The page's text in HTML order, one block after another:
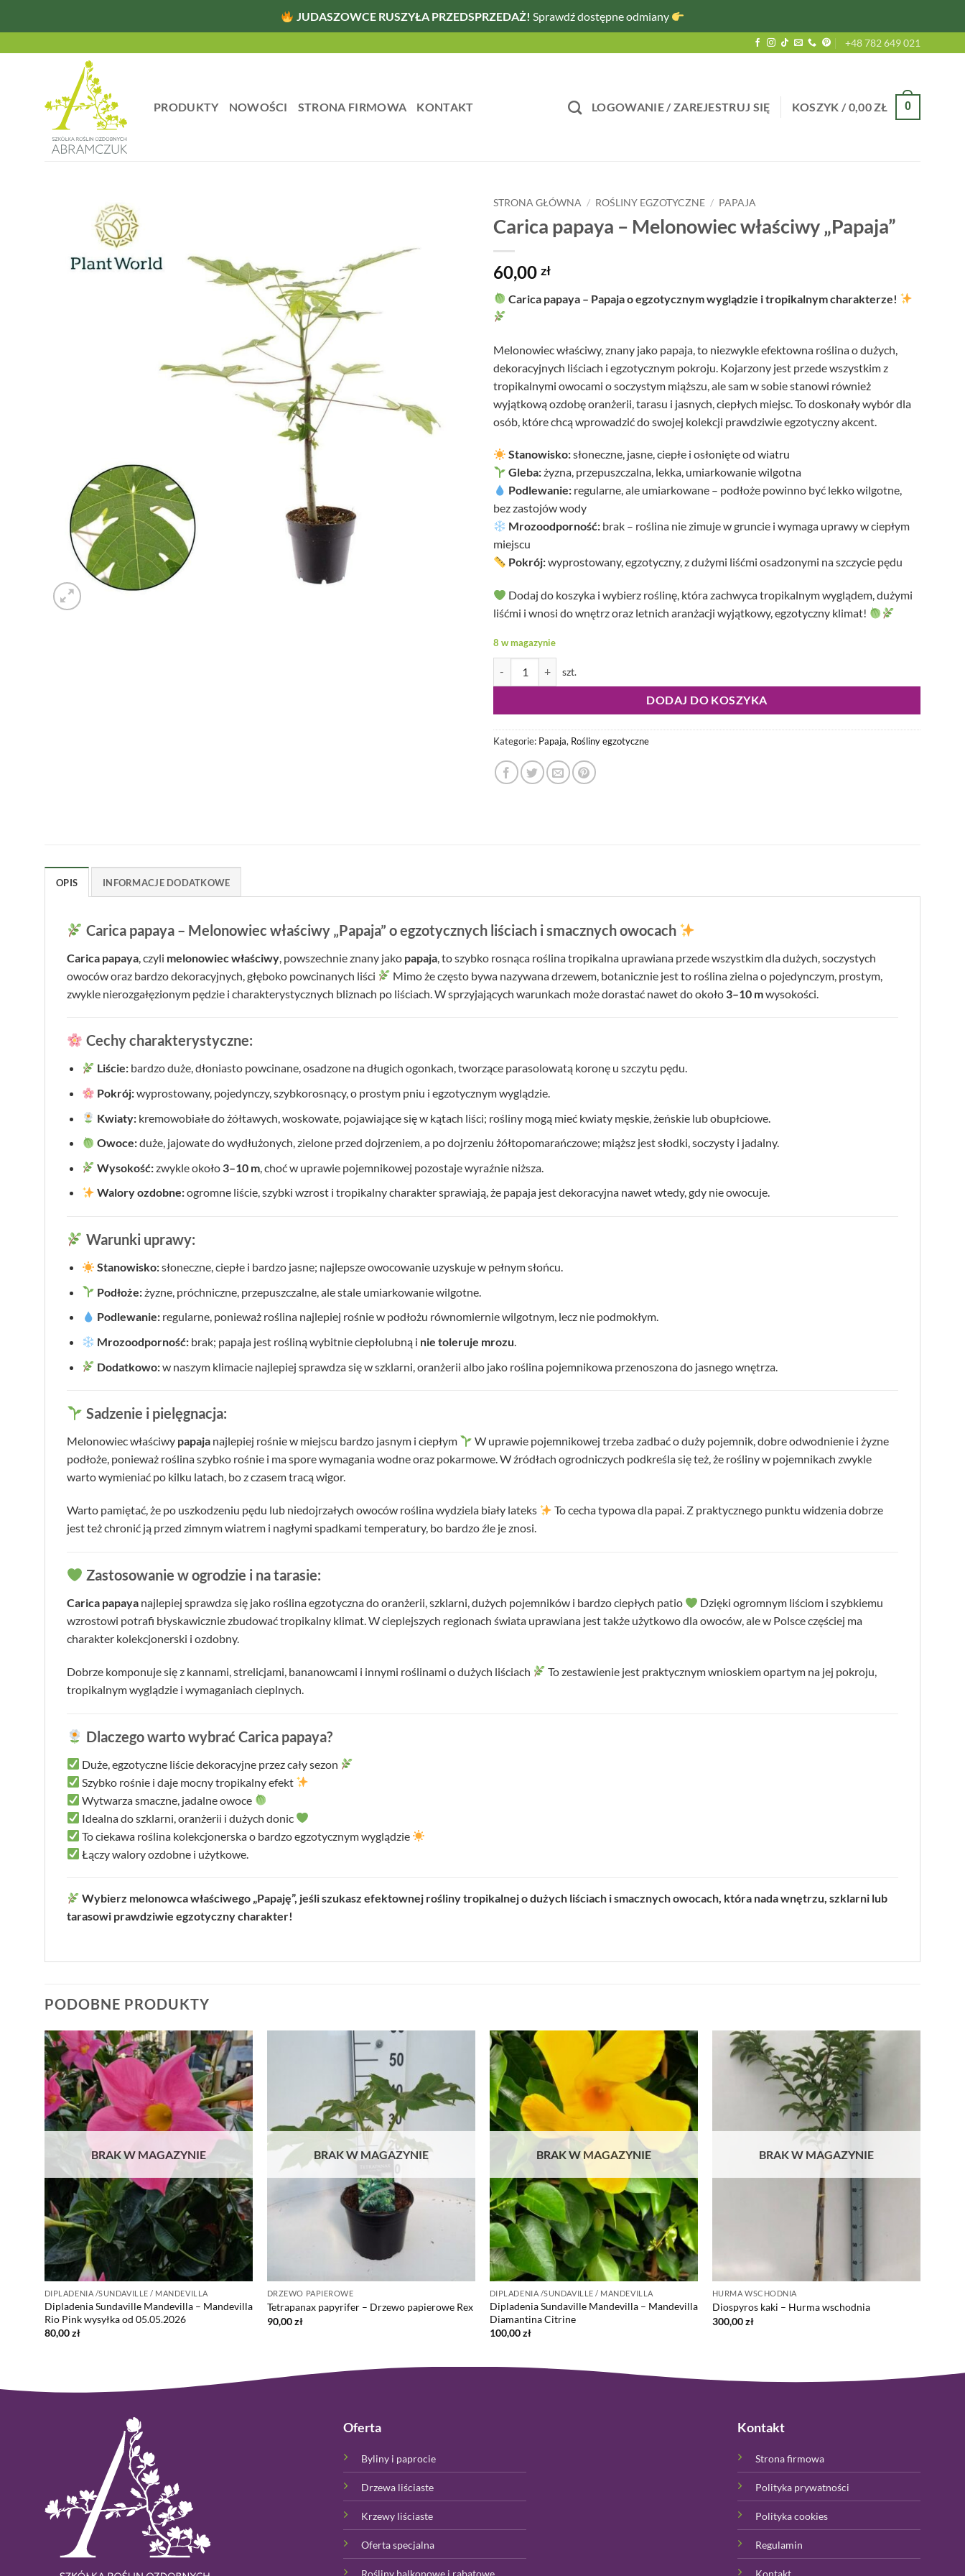
JUDASZOWCE RUSZYŁA PRZEDSPRZEDAŻ! Sprawdź dostępne odmiany
+48 782 649 021
PRODUKTY NOWOŚCI STRONA FIRMOWA KONTAKT LOGOWANIE / ZAREJESTRUJ SIĘ KOSZYK /0,00ZŁ 0
STRONA GŁÓWNA / ROŚLINY EGZOTYCZNE / PAPAJA
Carica papaya – Melonowiec właściwy „Papaja”
60,00 zł
Carica papaya – Papaja o egzotycznym wyglądzie i tropikalnym charakterze!
Melonowiec właściwy, znany jako papaja, to niezwykle efektowna roślina o dużych,
dekoracyjnych liściach i egzotycznym pokroju. Kojarzony jest przede wszystkim z
tropikalnymi owocami o soczystym miąższu, ale sam w sobie stanowi również
wyjątkową ozdobę oranżerii, tarasu i jasnych, ciepłych miejsc. To doskonały wybór dla
osób, które chcą wprowadzić do swojej kolekcji prawdziwie egzotyczny akcent.
Stanowisko:słoneczne, jasne, ciepłe i osłonięte od wiatru
Gleba:żyzna, przepuszczalna, lekka, umiarkowanie wilgotna
Podlewanie: regularne, ale umiarkowane – podłoże powinno być lekko wilgotne,
bez zastojów wody
Mrozoodporność: brak – roślina nie zimuje w gruncie i wymaga uprawy w ciepłym
miejscu
Pokrój:wyprostowany, egzotyczny, z dużymi liśćmi osadzonymi na szczycie pędu
Dodaj do koszyka i wybierz roślinę, która zachwyca tropikalnym wyglądem, dużymi
liśćmi i wnosi do wnętrz oraz letnich aranżacji wyjątkowy, egzotyczny klimat!
8 w magazynie
DODAJ DO KOSZYKA
Kategorie: Papaja, Rośliny egzotyczne
OPIS INFORMACJE DODATKOWE
Carica papaya – Melonowiec właściwy „Papaja” o egzotycznych liściach i smacznych owocach
Carica papaya , czyli melonowiec właściwy , powszechnie znany jako papaja , to szybko rosnąca roślina tropikalna uprawiana przede wszystkim dla dużych, soczystych
owoców oraz bardzo dekoracyjnych, głęboko powcinanych liści
Mimo że często bywa nazywana drzewem, botanicznie jest to roślina zielna o pojedynczym, prostym,
zwykle nierozgałęzionym pędzie i charakterystycznych bliznach po liściach. W sprzyjających warunkach może dorastać nawet do około 3–10 mwysokości.
Cechy charakterystyczne:
Liście: bardzo duże, dłoniasto powcinane, osadzone na długich ogonkach, tworzące parasolowatą koronę u szczytu pędu.
Pokrój:wyprostowany, pojedynczy, szybkorosnący, o prostym pniu i egzotycznym wyglądzie.
Kwiaty: kremowobiałe do żółtawych, woskowate, pojawiające się w kątach liści; rośliny mogą mieć kwiaty męskie, żeńskie lub obupłciowe.
Owoce:duże, jajowate do wydłużonych, zielone przed dojrzeniem, a po dojrzeniu żółtopomarańczowe; miąższ jest słodki, soczysty i jadalny.
Wysokość:zwykle około 3–10 m, choć w uprawie pojemnikowej pozostaje wyraźnie niższa.
Walory ozdobne:ogromne liście, szybki wzrost i tropikalny charakter sprawiają, że papaja jest dekoracyjna nawet wtedy, gdy nie owocuje.
Warunki uprawy:
Stanowisko:słoneczne, ciepłe i bardzo jasne; najlepsze owocowanie uzyskuje w pełnym słońcu.
Podłoże:żyzne, próchniczne, przepuszczalne, ale stale umiarkowanie wilgotne.
Podlewanie: regularne, ponieważ roślina najlepiej rośnie w podłożu równomiernie wilgotnym, lecz nie podmokłym.
Mrozoodporność: brak; papaja jest rośliną wybitnie ciepłolubną i nie toleruje mrozu.
Dodatkowo:w naszym klimacie najlepiej sprawdza się w szklarni, oranżerii albo jako roślina pojemnikowa przenoszona do jasnego wnętrza.
Sadzenie i pielęgnacja:
Melonowiec właściwy papaja najlepiej rośnie w miejscu bardzo jasnym i ciepłym
W uprawie pojemnikowej trzeba zadbać o duży pojemnik, dobre odwodnienie i żyzne
podłoże, ponieważ roślina szybko rośnie i ma spore wymagania wodne oraz pokarmowe. W źródłach ogrodniczych podkreśla się też, że rośliny w pojemnikach zwykle
warto wymieniać po kilku latach, bo z czasem tracą wigor.
Warto pamiętać, że po uszkodzeniu pędu lub niedojrzałych owoców roślina wydziela biały lateks
To cecha typowa dla papai. Z praktycznego punktu widzenia dobrze
jest też chronić ją przed zimnym wiatrem i nagłymi spadkami temperatury, bo bardzo źle je znosi.
Zastosowanie w ogrodzie i na tarasie:
Carica papaya najlepiej sprawdza się jako roślina egzotyczna do oranżerii, szklarni, dużych pojemników i bardzo ciepłych patio
Dzięki ogromnym liściom i szybkiemu
wzrostowi potrafi błyskawicznie zbudować tropikalny klimat. W cieplejszych regionach świata uprawiana jest także użytkowo dla owoców, ale w Polsce częściej ma
charakter kolekcjonerski i ozdobny.
Dobrze komponuje się z kannami, strelicjami, bananowcami i innymi roślinami o dużych liściach
To zestawienie jest praktycznym wnioskiem opartym na jej pokroju,
tropikalnym wyglądzie i wymaganiach cieplnych.
Dlaczego warto wybrać Carica papaya?
Duże, egzotyczne liście dekoracyjne przez cały sezon
Szybko rośnie i daje mocny tropikalny efekt
Wytwarza smaczne, jadalne owoce
Idealna do szklarni, oranżerii i dużych donic
To ciekawa roślina kolekcjonerska o bardzo egzotycznym wyglądzie
Łączy walory ozdobne i użytkowe.
Wybierz melonowca właściwego „Papaję”, jeśli szukasz efektownej rośliny tropikalnej o dużych liściach i smacznych owocach, która nada wnętrzu, szklarni lub
tarasowi prawdziwie egzotyczny charakter!
PODOBNE PRODUKTY
BRAK W MAGAZYNIE
DIPLADENIA /SUNDAVILLE / MANDEVILLA
Dipladenia Sundaville Mandevilla – Mandevilla
Rio Pink wysyłka od 05.05.2026
80,00zł
BRAK W MAGAZYNIE
DRZEWO PAPIEROWE
Tetrapanax papyrifer – Drzewo papierowe Rex
90,00zł
BRAK W MAGAZYNIE
DIPLADENIA /SUNDAVILLE / MANDEVILLA
Dipladenia Sundaville Mandevilla – Mandevilla
Diamantina Citrine
100,00zł
BRAK W MAGAZYNIE
HURMA WSCHODNIA
Diospyros kaki – Hurma wschodnia
300,00zł
Oferta
Byliny i paprocie
Drzewa liściaste
Krzewy liściaste
Oferta specjalna
Rośliny balkonowe i rabatowe
Kontakt
Strona firmowa
Polityka prywatności
Polityka cookies
Regulamin
Kontakt